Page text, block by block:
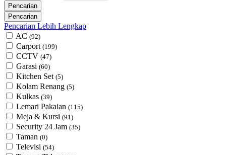
Pencarian Lebih Lengkap
AC (92)
Carport (199)
CCTV (47)
Garasi (60)
Kitchen Set (5)
Kolam Renang (5)
Kulkas (39)
Lemari Pakaian (115)
Meja & Kursi (91)
Security 24 Jam (35)
Taman (0)
Televisi (54)